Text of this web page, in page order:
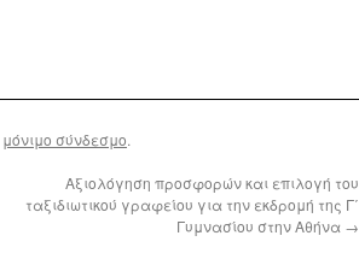
μόνιμο σύνδεσμο.
Aξιολόγηση προσφορών και επιλογή του
ταξιδιωτικού γραφείου για την εκδρομή της Γ΄
Γυμνασίου στην Αθήνα →